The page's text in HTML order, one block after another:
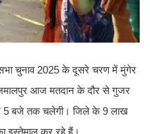
चुनाव 2025 के दूसरे चरण में मुंगेर
आज मतदान के दौर से गुजर
5 बजे तक चलेगी। जिले के 9 लाख